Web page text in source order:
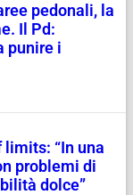
pedonali, la
Il Pd:
punire i
“In una
problemi di
dolce”